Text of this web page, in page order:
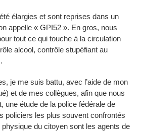
élargies et sont reprises dans un
appelle « GPI52 ». En gros, nous
tout ce qui touche à la circulation
alcool, contrôle stupéfiant au
je me suis battu, avec l’aide de mon
et de mes collègues, afin que nous
une étude de la police fédérale de
policiers les plus souvent confrontés
du citoyen sont les agents de